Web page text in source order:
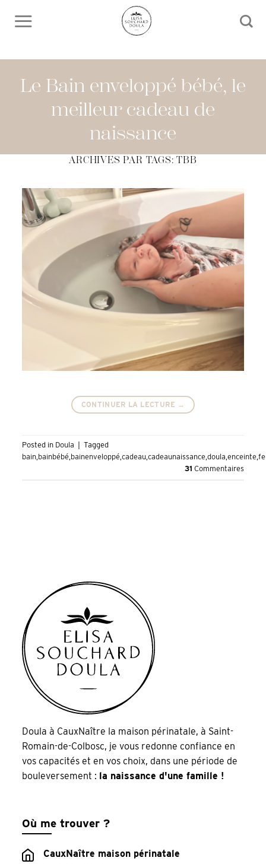
Le Bain enveloppé bébé, le
meilleur cadeau de
naissance
ARCHIVES PAR TAGS:TBB
CONTINUER LA LECTURE →
Posted in Doula
Tagged
bain,bainbébé,bainenveloppé,cadeau,cadeaunaissance,doula,enceinte,
31 Commentaires
Doula à CauxNaître la maison périnatale, à Saint-
Romain-de-Colbosc, je vous redonne confiance en
vos capacités et en vos choix, dans une période de
bouleversement : la naissance d'une famille !
Où me trouver ?
CauxNaître maison périnatale